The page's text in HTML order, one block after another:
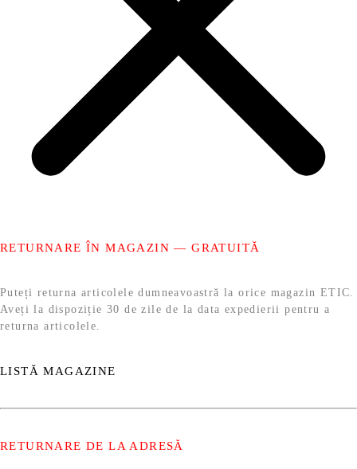
RETURNARE ÎN MAGAZIN — GRATUITĂ
Puteți returna articolele dumneavoastră la orice magazin ETIC.
Aveți la dispoziție 30 de zile de la data expedierii pentru a
returna articolele.
LISTĂ MAGAZINE
RETURNARE DE LA ADRESĂ